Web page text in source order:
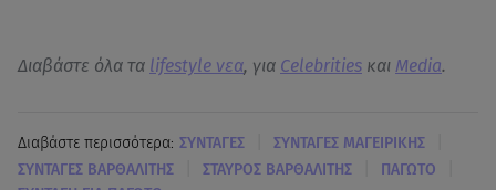
Διαβάστε όλα τα lifestyle νεα, για Celebrities και Media.
Διαβάστε περισσότερα: ΣΥΝΤΑΓΕΣ ΣΥΝΤΑΓΕΣ ΜΑΓΕΙΡΙΚΗΣ
ΣΥΝΤΑΓΕΣ ΒΑΡΘΑΛΙΤΗΣ ΣΤΑΥΡΟΣ ΒΑΡΘΑΛΙΤΗΣ ΠΑΓΩΤΟ